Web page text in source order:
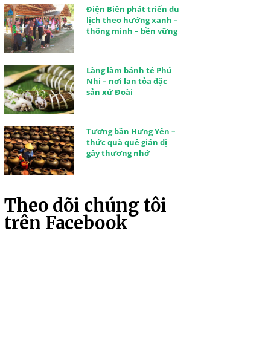
Điện Biên phát triển du
lịch theo hướng xanh –
thông minh – bền vững
Làng làm bánh tẻ Phú
Nhi – nơi lan tỏa đặc
sản xứ Đoài
Tương bần Hưng Yên –
thức quà quê giản dị
gây thương nhớ
Theo dõi chúng tôi
trên Facebook